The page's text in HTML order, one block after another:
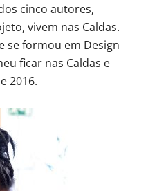
cinco autores,
vivem nas Caldas.
se formou em Design
ficar nas Caldas e
2016.